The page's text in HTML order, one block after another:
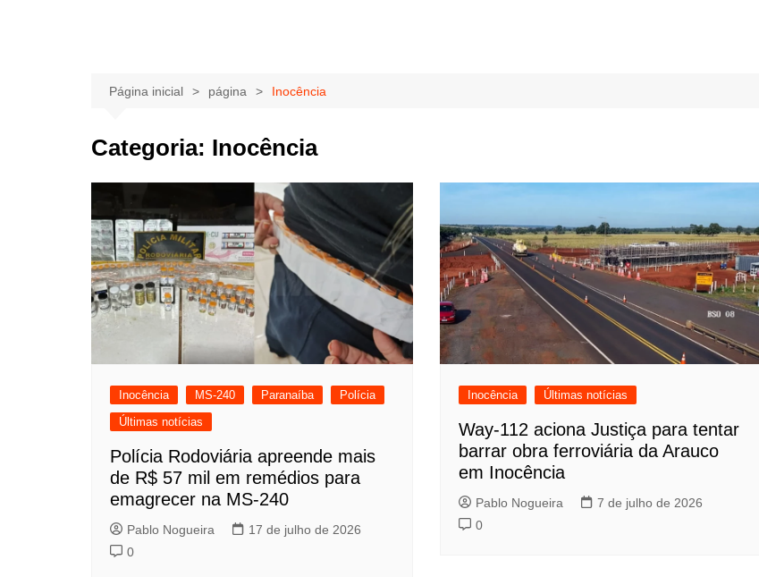
Página inicial página Inocência
Categoria: Inocência
Inocência MS-240 Paranaíba
Polícia
Últimas notícias
Polícia Rodoviária apreende mais
de R$ 57 mil em remédios para
emagrecer na MS-240
Pablo Nogueira
17 de julho de 2026
0
Inocência Últimas notícias
Way-112 aciona Justiça para tentar
barrar obra ferroviária da Arauco
em Inocência
Pablo Nogueira
7 de julho de 2026
0